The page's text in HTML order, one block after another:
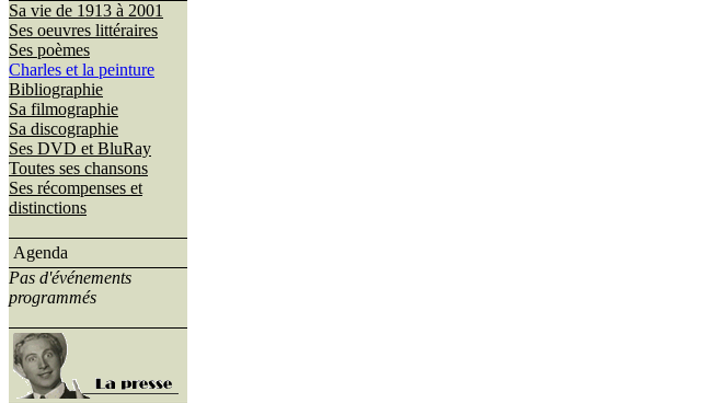
Sa vie de 1913 à 2001
Ses oeuvres littéraires
Ses poèmes
Charles et la peinture
Bibliographie
Sa filmographie
Sa discographie
Ses DVD et BluRay
Toutes ses chansons
Ses récompenses et
distinctions
Agenda
Pas d'événements
programmés